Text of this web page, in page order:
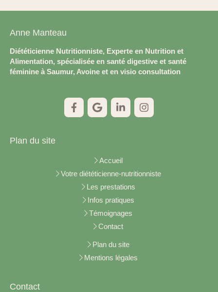
Anne Manteau
Diététicienne Nutritionniste, Experte en Nutrition et
Alimentation, spécialisée en santé digestive et santé
féminine à Saumur, Avoine et en visio consultation
Plan du site
Accueil
Votre diététicienne-nutritionniste
Les prestations
Infos pratiques
Témoignages
Contact
Plan du site
Mentions légales
Contact